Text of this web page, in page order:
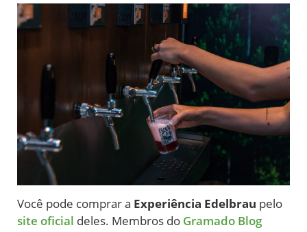
Você pode comprar a Experiência Edelbrau pelo
site oficial deles. Membros do Gramado Blog